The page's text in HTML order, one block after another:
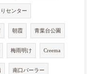
センター
朝霞 青葉台公園
梅雨明け Creema
南口パーラー